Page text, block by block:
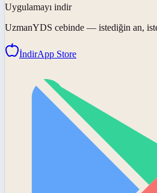
Uygulamayı indir
UzmanYDS cebinde — istediğin an,
İndirApp Store